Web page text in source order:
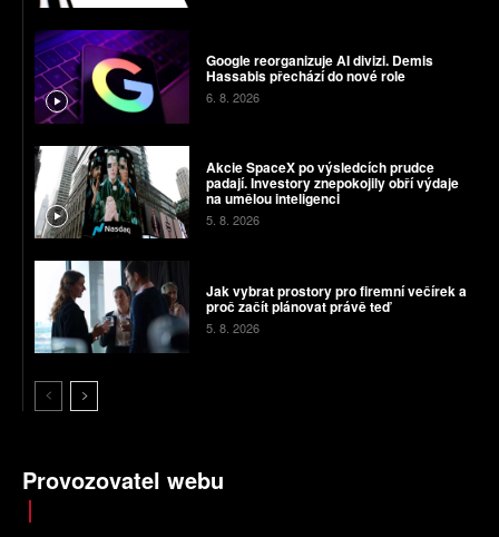
Google reorganizuje AI divizi. Demis
Hassabis přechází do nové role
6. 8. 2026
Akcie SpaceX po výsledcích prudce
padají. Investory znepokojily obří výdaje
na umělou inteligenci
5. 8. 2026
Jak vybrat prostory pro firemní večírek a
proč začít plánovat právě teď
5. 8. 2026
Provozovatel webu